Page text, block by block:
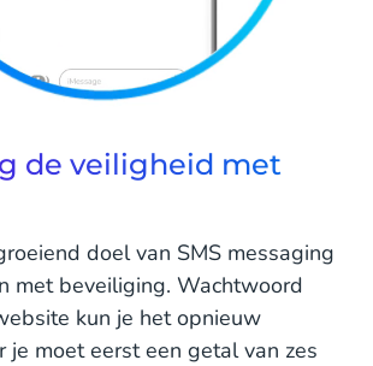
de veiligheid met
doel van SMS messaging
met beveiliging. Wachtwoord
kun je het opnieuw
je moet eerst een getal van zes